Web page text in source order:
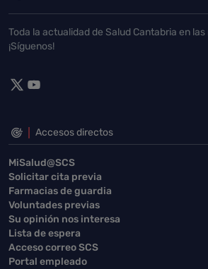
Toda la actualidad de Salud Cantabria en
¡Síguenos!
Accesos directos
MiSalud@SCS
Solicitar cita previa
Farmacias de guardia
Voluntades previas
Su opinión nos interesa
Lista de espera
Acceso correo SCS
Portal empleado